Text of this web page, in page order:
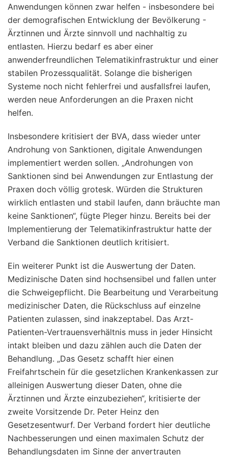
Anwendungen können zwar helfen - insbesondere bei
der demografischen Entwicklung der Bevölkerung -
Ärztinnen und Ärzte sinnvoll und nachhaltig zu
entlasten. Hierzu bedarf es aber einer
anwenderfreundlichen Telematikinfrastruktur und einer
stabilen Prozessqualität. Solange die bisherigen
Systeme noch nicht fehlerfrei und ausfallsfrei laufen,
werden neue Anforderungen an die Praxen nicht
helfen.
Insbesondere kritisiert der BVA, dass wieder unter
Androhung von Sanktionen, digitale Anwendungen
implementiert werden sollen. „Androhungen von
Sanktionen sind bei Anwendungen zur Entlastung der
Praxen doch völlig grotesk. Würden die Strukturen
wirklich entlasten und stabil laufen, dann bräuchte man
keine Sanktionen“, fügte Pleger hinzu. Bereits bei der
Implementierung der Telematikinfrastruktur hatte der
Verband die Sanktionen deutlich kritisiert.
Ein weiterer Punkt ist die Auswertung der Daten.
Medizinische Daten sind hochsensibel und fallen unter
die Schweigepflicht. Die Bearbeitung und Verarbeitung
medizinischer Daten, die Rückschluss auf einzelne
Patienten zulassen, sind inakzeptabel. Das Arzt-
Patienten-Vertrauensverhältnis muss in jeder Hinsicht
intakt bleiben und dazu zählen auch die Daten der
Behandlung. „Das Gesetz schafft hier einen
Freifahrtschein für die gesetzlichen Krankenkassen zur
alleinigen Auswertung dieser Daten, ohne die
Ärztinnen und Ärzte einzubeziehen“, kritisierte der
zweite Vorsitzende Dr. Peter Heinz den
Gesetzesentwurf. Der Verband fordert hier deutliche
Nachbesserungen und einen maximalen Schutz der
Behandlungsdaten im Sinne der anvertrauten